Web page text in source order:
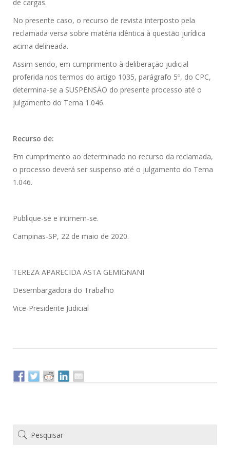
de cargas.
No presente caso, o recurso de revista interposto pela
reclamada versa sobre matéria idêntica à questão jurídica
acima delineada.
Assim sendo, em cumprimento à deliberação judicial
proferida nos termos do artigo 1035, parágrafo 5º, do CPC,
determina-se a SUSPENSÃO do presente processo até o
julgamento do Tema 1.046.
Recurso de:
Em cumprimento ao determinado no recurso da reclamada,
o processo deverá ser suspenso até o julgamento do Tema
1.046.
Publique-se e intimem-se.
Campinas-SP, 22 de maio de 2020.
TEREZA APARECIDA ASTA GEMIGNANI
Desembargadora do Trabalho
Vice-Presidente Judicial